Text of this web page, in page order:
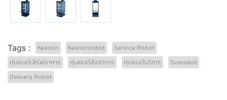
Tags : Keenon Keenonrobot
Service Robot
หุ่นยนต์เสิร์ฟอาหาร
หุ่นยนต์ส่งอาหาร หุ่นยนต์บริการ
Sunrobot
Delivery Robot